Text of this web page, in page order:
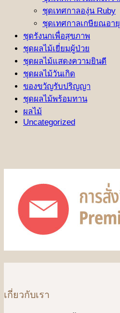
ชุดเทศกาลองุ่น Ruby
ชุดเทศกาลเกษียณอายุ
ชุดรังนกเพื่อสุขภาพ
ชุดผลไม้เยี่ยมผู้ป่วย
ชุดผลไม้แสดงความยินดี
ชุดผลไม้วันเกิด
ของขวัญรับปริญญา
ชุดผลไม้พร้อมทาน
ผลไม้
Uncategorized
เกี่ยวกับเรา